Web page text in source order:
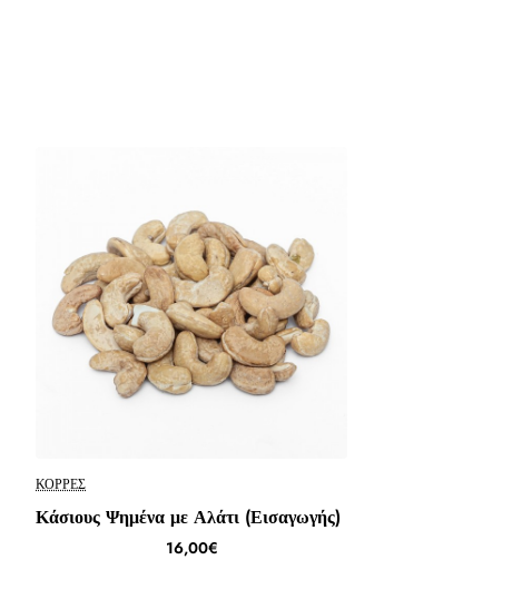
ΚΟΡΡΈΣ
Κάσιους Ψημένα με Αλάτι (Εισαγωγής)
16,00€